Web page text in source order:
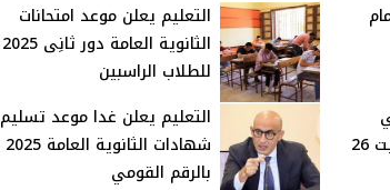
التعليم يعلن موعد امتحانات
الثانوية العامة دور ثانِى 2025
للطلاب الراسبين
محطات الوقود اليوم السبت 26
التعليم يعلن غدا موعد تسليم
شهادات الثانوية العامة 2025
بالرقم القومي